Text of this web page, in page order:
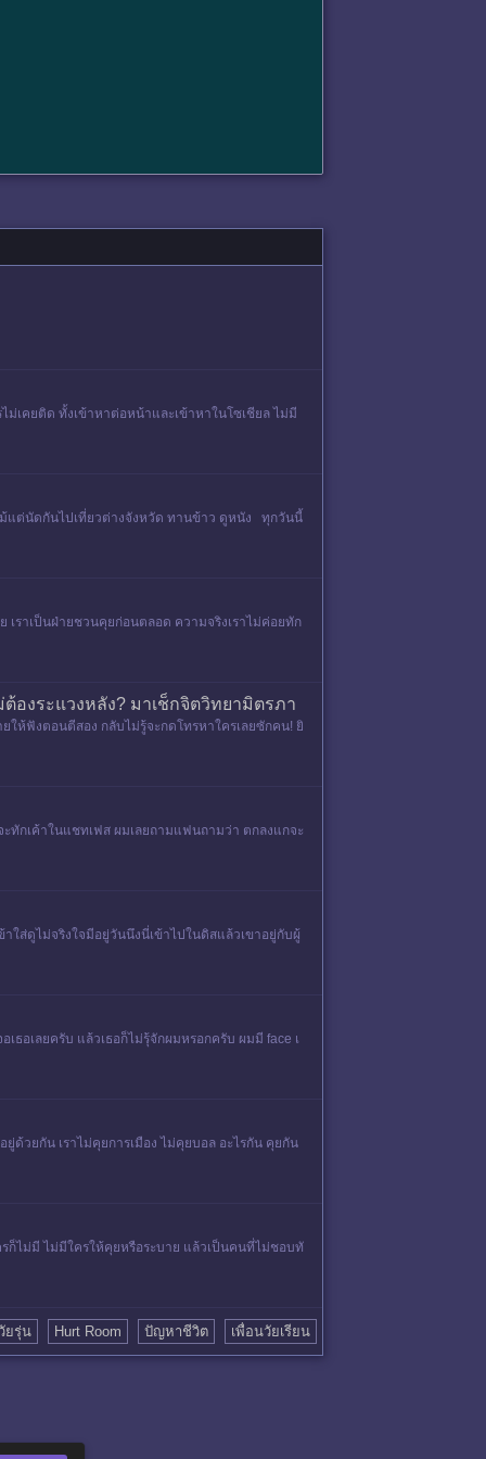
ม่เคยติด ทั้งเข้าหาต่อหน้าและเข้าหาในโซเชียล ไม่มี
ม้แต่นัดกันไปเที่ยวต่างจังหวัด ทานข้าว ดูหนัง ทุกวันนี้
เราเป็นฝ่ายชวนคุยก่อนตลอด ความจริงเราไม่ค่อยทัก
งระแวงหลัง? มาเช็กจิตวิทยามิตรภา
ห้ฟังตอนตีสอง กลับไม่รู้จะกดโทรหาใครเลยซักคน! ยิ
ทักเค้าในแชทเฟส ผมเลยถามแฟนถามว่า ตกลงแกจะ
ใส่ดูไม่จริงใจมีอยู่วันนึงนี่เข้าไปในดิสแล้วเขาอยู่กับผู้
ธอเลยครับ แล้วเธอก็ไม่รุ้จักผมหรอกครับ ผมมี face เ
ด้วยกัน เราไม่คุยการเมือง ไม่คุยบอล อะไรกัน คุยกัน
ก็ไม่มี ไม่มีใครให้คุยหรือระบาย แล้วเป็นคนที่ไม่ชอบทั
ยรุ่น Hurt Room ปัญหาชีวิต เพื่อนวัยเรียน